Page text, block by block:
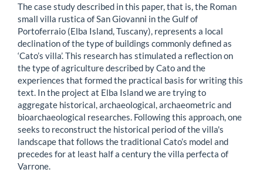
The case study described in this paper, that is, the Roman
small villa rustica of San Giovanni in the Gulf of
Portoferraio (Elba Island, Tuscany), represents a local
declination of the type of buildings commonly defined as
‘Cato’s villa’. This research has stimulated a reflection on
the type of agriculture described by Cato and the
experiences that formed the practical basis for writing this
text. In the project at Elba Island we are trying to
aggregate historical, archaeological, archaeometric and
bioarchaeological researches. Following this approach, one
seeks to reconstruct the historical period of the villa's
landscape that follows the traditional Cato’s model and
precedes for at least half a century the villa perfecta of
Varrone.